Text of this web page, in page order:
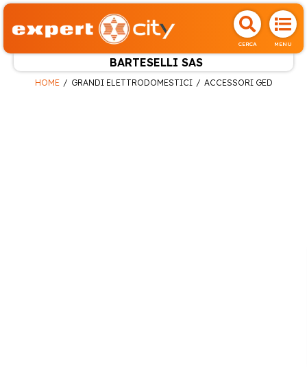
CERCA MENU
BARTESELLI SAS
HOME GRANDI ELETTRODOMESTICI ACCESSORI GED